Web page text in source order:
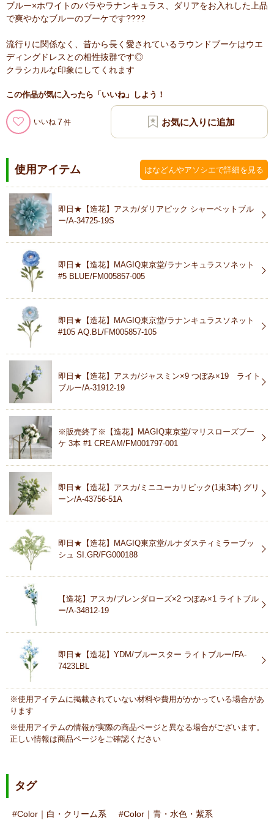
ブルー×ホワイトのバラやラナンキュラス、ダリアをお入れした上品
で爽やかなブルーのブーケです????
流行りに関係なく、昔から長く愛されているラウンドブーケはウエ
ディングドレスとの相性抜群です◎
クラシカルな印象にしてくれます
この作品が気に入ったら「いいね」しよう！
いいね 7
使用アイテム はなどんやアソシエで詳細を見る
即日★【造花】アスカ/ダリアピック シャーベットブル
ー/A-34725-19S
即日★【造花】MAGIQ東京堂/ラナンキュラスソネット
#5 BLUE/FM005857-005
即日★【造花】MAGIQ東京堂/ラナンキュラスソネット
#105 AQ.BL/FM005857-105
即日★【造花】アスカ/ジャスミン×9 つぼみ×19 ライト
ブルー/A-31912-19
※販売終了※【造花】MAGIQ東京堂/マリスローズブー
ケ 3本 #1 CREAM/FM001797-001
即日★【造花】アスカ/ミニユーカリピック(1束3本) グリ
ーン/A-43756-51A
即日★【造花】MAGIQ東京堂/ルナダスティミラーブッ
シュ SI.GR/FG000188
【造花】アスカ/ブレンダローズ×2 つぼみ×1 ライトブル
ー/A-34812-19
即日★【造花】YDM/ブルースター ライトブルー/FA-
7423LBL
※使用アイテムに掲載されていない材料や費用がかかっている場合があ
ります
※使用アイテムの情報が実際の商品ページと異なる場合がございます。
正しい情報は商品ページをご確認ください
タグ
Color｜白・クリーム系 Color｜青・水色・紫系